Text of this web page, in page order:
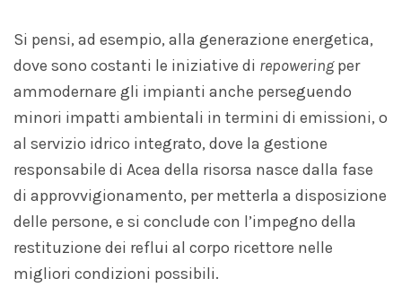
Si pensi, ad esempio, alla generazione energetica,
dove sono costanti le iniziative di repoweringper
ammodernare gli impianti anche perseguendo
minori impatti ambientali in termini di emissioni, o
al servizio idrico integrato, dove la gestione
responsabile di Acea della risorsa nasce dalla fase
di approvvigionamento, per metterla a disposizione
delle persone, e si conclude con l’impegno della
restituzione dei reflui al corpo ricettore nelle
migliori condizioni possibili.